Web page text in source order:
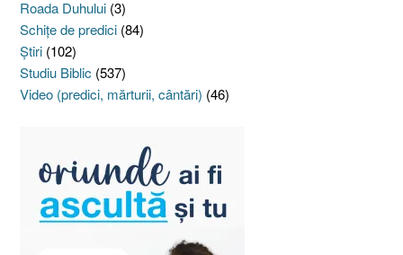
Roada Duhului (3)
Schiţe de predici (84)
Ştiri (102)
Studiu Biblic (537)
Video (predici, mărturii, cântări) (46)